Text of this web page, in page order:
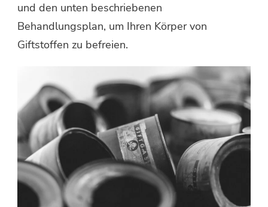
und den unten beschriebenen
Behandlungsplan, um Ihren Körper von
Giftstoffen zu befreien.